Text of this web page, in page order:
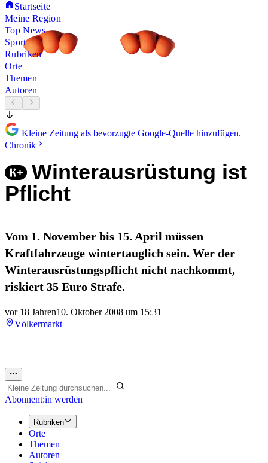
Startseite
Meine Region
Top News
Sport
Rubriken
Orte
Themen
Autoren
Kleine Zeitung als bevorzugte Google-Quelle hinzufügen.
Chronik
Winterausrüstung ist
Pflicht
Vom 1. November bis 15. April müssen
Kraftfahrzeuge wintertauglich sein. Wer der
Winterausrüstungspflicht nicht nachkommt,
riskiert 35 Euro Strafe.
vor 18 Jahren10. Oktober 2008 um 15:31
Völkermarkt
Abonnent:in werden
Rubriken
Orte
Themen
Autoren